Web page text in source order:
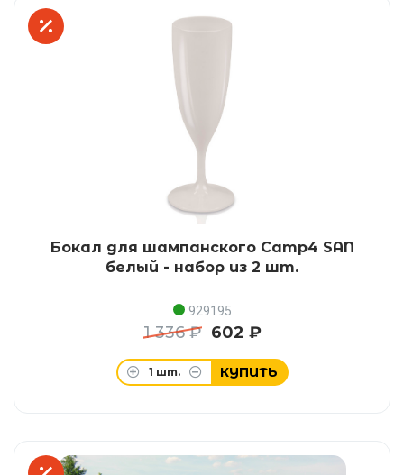
Бокал для шампанского Camp4 SAN
белый - набор из 2 шт.
929195
1 336 ₽ 602 ₽
1 шт. КУПИТЬ